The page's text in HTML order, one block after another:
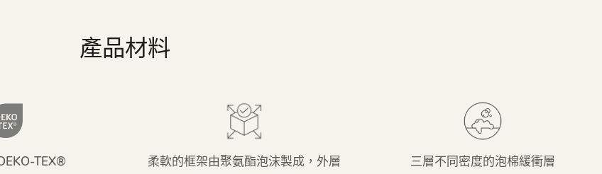
產品材料
TEX®
柔軟的框架由聚氨酯泡沫製成，外層
三層不同密度的泡棉緩衝層